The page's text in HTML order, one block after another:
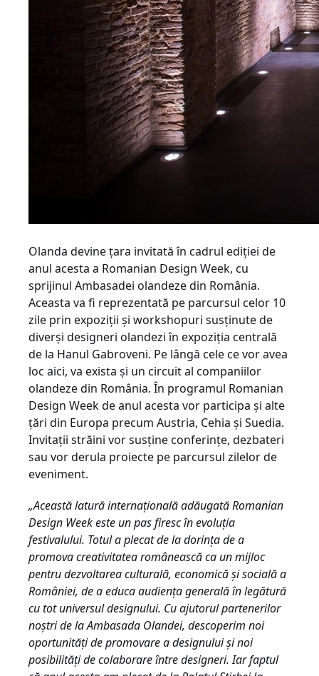
Olanda devine țara invitată în cadrul ediției de
anul acesta a Romanian Design Week, cu
sprijinul Ambasadei olandeze din România.
Aceasta va fi reprezentată pe parcursul celor 10
zile prin expoziții și workshopuri susținute de
diverși designeri olandezi în expoziția centrală
de la Hanul Gabroveni. Pe lângă cele ce vor avea
loc aici, va exista și un circuit al companiilor
olandeze din România. În programul Romanian
Design Week de anul acesta vor participa și alte
țări din Europa precum Austria, Cehia și Suedia.
Invitații străini vor susține conferințe, dezbateri
sau vor derula proiecte pe parcursul zilelor de
eveniment.
„Această latură internațională adăugată Romanian
Design Week este un pas firesc în evoluția
festivalului. Totul a plecat de la dorința de a
promova creativitatea românească ca un mijloc
pentru dezvoltarea culturală, economică și socială a
României, de a educa audiența generală în legătură
cu tot universul designului. Cu ajutorul partenerilor
noștri de la Ambasada Olandei, descoperim noi
oportunități de promovare a designului și noi
posibilități de colaborare între designeri. Iar faptul